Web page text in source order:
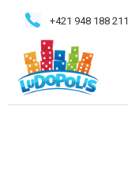
+421 948 188 211